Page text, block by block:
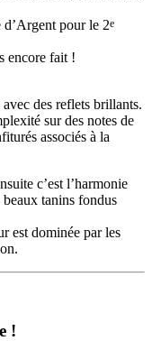
pour le 2e
encore fait !
des reflets brillants.
sur des notes de
associés à la
c’est l’harmonie
tanins fondus
est dominée par les
!